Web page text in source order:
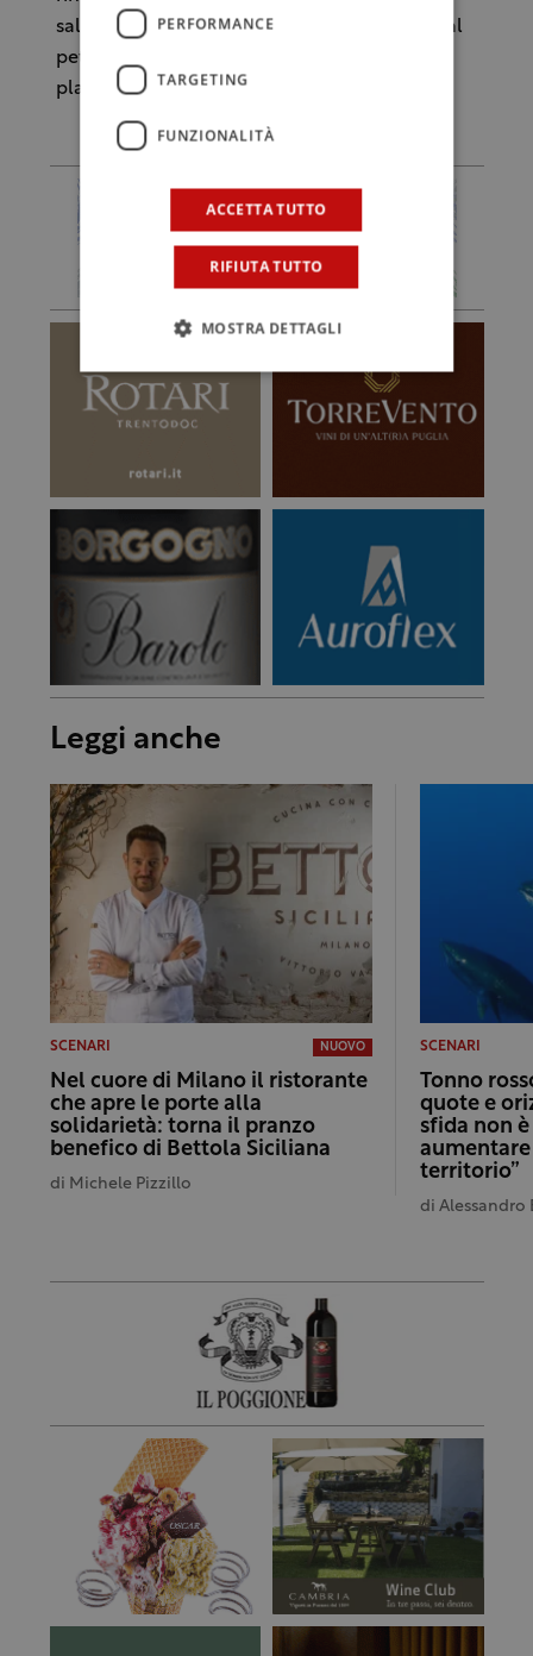
salute umana di ftalati, sostanze derivanti dal
petrolio utilizzate nella chimica di materie
plastiche, molto presenti nei giocattoli.
Leggi anche
SCENARI NUOVO
Nel cuore di Milano il ristorante
che apre le porte alla
solidarietà: torna il pranzo
benefico di Bettola Siciliana
di Michele Pizzillo
SCENARI
Tonno
quote e
sfida non
territorio”
diAlessandro
PERFORMANCE
TARGETING
FUNZIONALITÀ
ACCETTA TUTTO
RIFIUTA TUTTO
MOSTRA DETTAGLI